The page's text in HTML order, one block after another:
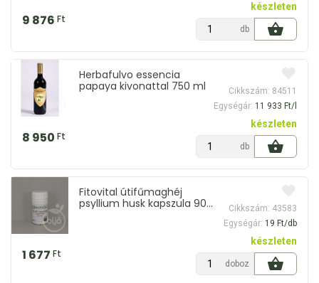
9 876 Ft
készleten
db
Herbafulvo essencia
papaya kivonattal 750 ml
Cikkszám: 84511
Egységár: 11 933 Ft/l
8 950 Ft
készleten
db
Fitovital útifűmaghéj
psyllium husk kapszula 90
Cikkszám: 43583
Egységár: 19 Ft/db
1 677 Ft
készleten
doboz